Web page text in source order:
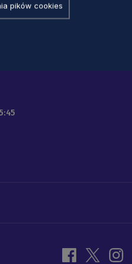
pików cookies